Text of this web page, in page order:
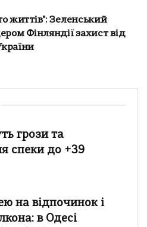
життів": Зеленський
Фінляндії захист від
грози та
спеки до +39
на відпочинок і
в Одесі